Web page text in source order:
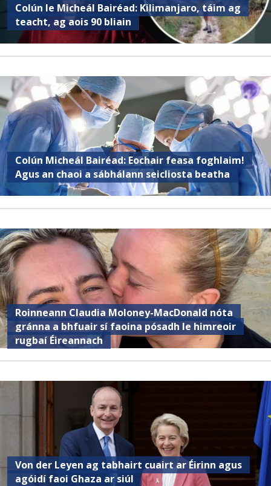
Colún le Micheál Bairéad: Kilimanjaro, táim ag
teacht, ag aois 90 bliain
Colún Micheál Bairéad: Eochair feasa foghlaim!
Agus an chaoi a sábhálann seicliosta beatha
Roinneann Claudia Moloney-MacDonald nóta
gránna a bhfuair sí faoina pósadh le himreoir
rugbaí Éireannach
Von der Leyen ag tabhairt cuairt ar Éirinn agus
agóidí faoi Ghaza ar siúl